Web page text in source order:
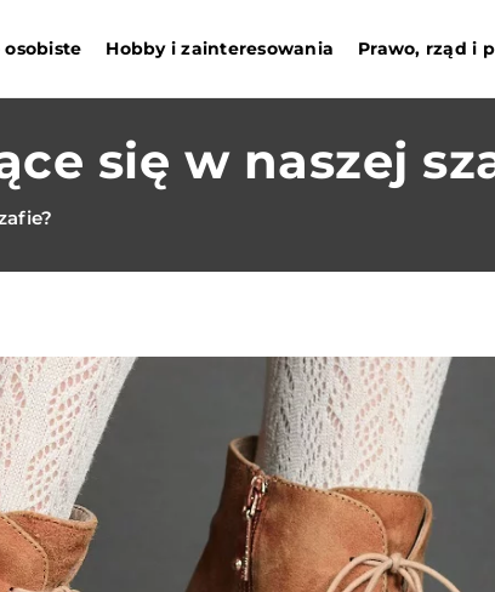
osobiste Hobby i zainteresowania Prawo, rząd i
się w naszej